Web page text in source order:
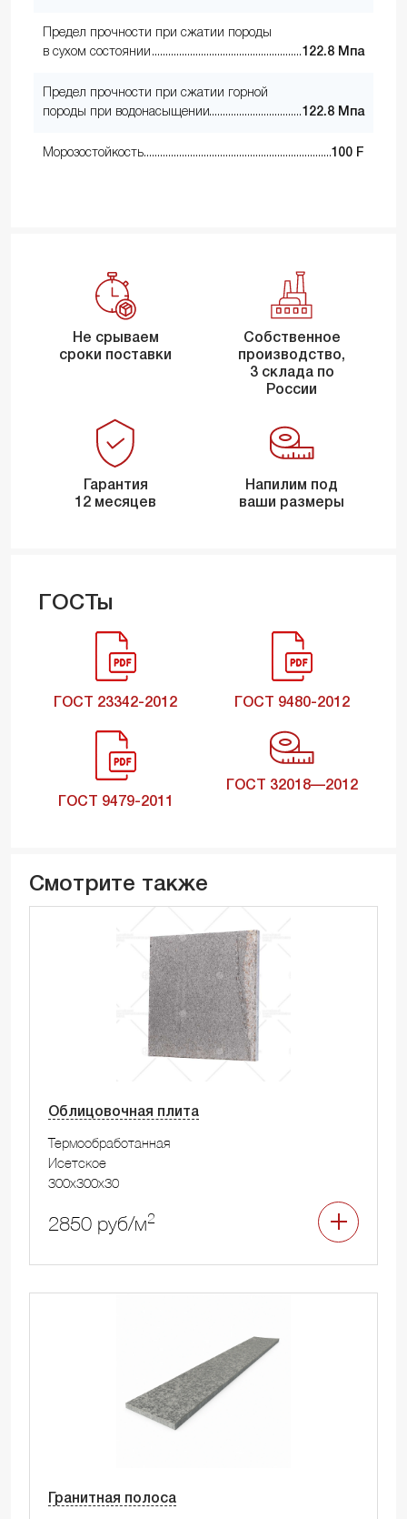
Предел прочности при сжатии породы
в сухом состоянии
122.8 Мпа
Предел прочности при сжатии горной
породы при водонасыщении
122.8 Мпа
Морозостойкость 100 F
Не срываем
сроки поставки
Собственное
производство,
3 склада по
России
Гарантия
12 месяцев
Напилим под
ваши размеры
ГОСТы
ГОСТ 23342-2012 ГОСТ 9480-2012
ГОСТ 9479-2011
ГОСТ 32018—2012
Смотрите также
Облицовочная плита
Термообработанная
Исетское
300x300x30
2850 руб/м2
Гранитная полоса